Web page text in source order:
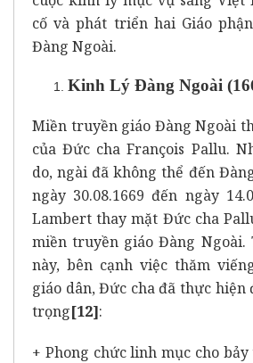
cố và phát triển hai Giáo
Đàng Ngoài.
Kinh Lý Đàng Ngoài
Miền truyền giáo Đàng Ngoài
của Đức cha François Pallu.
do, ngài đã không thể đến
ngày 30.08.1669 đến ngày
Lambert thay mặt Đức cha
miền truyền giáo Đàng Ngoài.
này, bên cạnh việc thăm
giáo dân, Đức cha đã thực hiện
trọng[12]:
+ Phong chức linh mục cho